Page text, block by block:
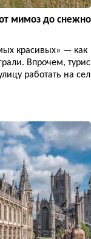
мимоз до снежно
красивых» — как
Впрочем, турис
работать на сел